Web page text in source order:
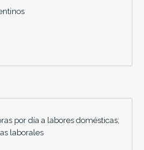
por día a labores domésticas;
laborales